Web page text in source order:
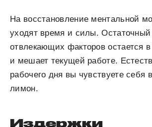
На восстановление ментальной
уходят время и силы.
отвлекающих факторов остается в
и мешает текущей работе.
рабочего дня вы чувствуете себя
лимон.
Издержки